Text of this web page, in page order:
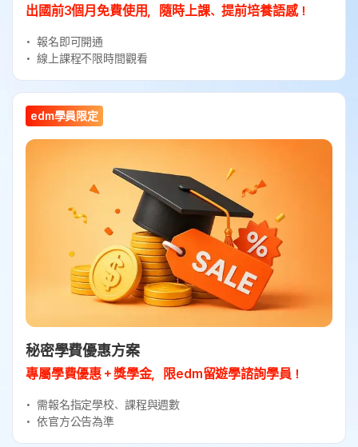
出國前3個月免費使用，隨時上課、提前培養語感！
報名即可開通
線上課程不限時間觀看
edm學員限定
秘密學費優惠方案
專屬學費優惠＋獎學金，限edm留遊學諮詢學員！
需報名指定學校、課程與週數
依官方公告為準